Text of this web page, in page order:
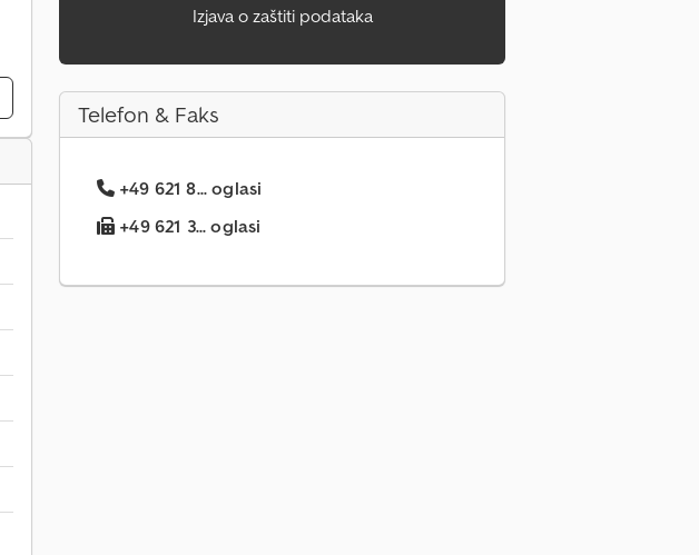
Izjava o zaštiti podataka
Telefon & Faks
+49 621 8... oglasi
+49 621 3... oglasi